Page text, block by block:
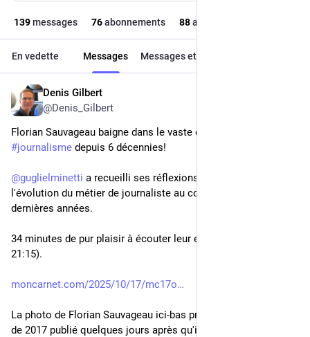
139messages 76abonnements 88abonné·e·s
En vedette Messages Messages et réponses
Denis Gilbert
@Denis_Gilbert
#journalisme depuis 6 décennies!
@guglielminetti a recueilli ses réflexions éclairantes sur
l'évolution du métier de journaliste au cours des soixante
dernières années.
34 minutes de pur plaisir à écouter leur entretien (début à
21:15).
moncarnet.com/2025/10/17/mc17o
La photo de Florian Sauvageau ici-bas provient d'un reportage
de 2017 publié quelques jours après qu'il fut reçu officier de